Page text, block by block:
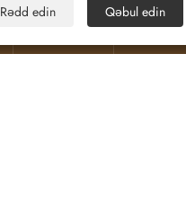

Rədd edin Qəbul edin